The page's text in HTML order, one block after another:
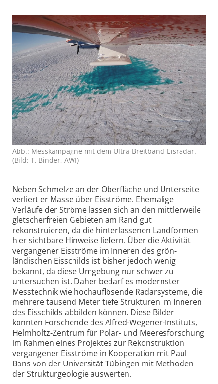
Abb.: Messkampagne mit dem Ultra-Breitband-Eisradar.
(Bild: T. Binder, AWI)
Neben Schmelze an der Oberfläche und Unterseite
verliert er Masse über Eisströme. Ehemalige
Verläufe der Ströme lassen sich an den mittlerweile
gletscher­freien Gebieten am Rand gut
rekonstruieren, da die hinter­lassenen Landformen
hier sichtbare Hinweise liefern. Über die Aktivität
vergangener Eisströme im Inneren des grön­
ländischen Eisschilds ist bisher jedoch wenig
bekannt, da diese Umgebung nur schwer zu
untersuchen ist. Daher bedarf es modernster
Messtechnik wie hochauf­lösende Radarsysteme, die
mehrere tausend Meter tiefe Strukturen im Inneren
des Eisschilds abbilden können. Diese Bilder
konnten Forschende des Alfred-Wegener-Instituts,
Helmholtz-Zentrum für Polar- und Meeres­forschung
im Rahmen eines Projektes zur Rekonstruk­tion
vergangener Eisströme in Kooperation mit Paul
Bons von der Universität Tübingen mit Methoden
der Struktur­geologie auswerten.